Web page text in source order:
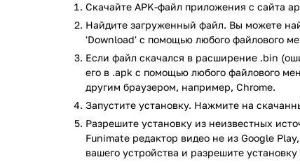
Приложение Funimate редактор видео прошло
результате проверки по всем последним
Скачайте APK-файл приложения с сайта
Найдите загруженный файл. Вы можете
'Download' с помощью любого файлового
Если файл скачался в расширение .bin
его в .apk с помощью любого файлового
другим браузером, например, Chrome.
Запустите установку. Нажмите на
Разрешите установку из неизвестных
Funimate редактор видео не из Google
вашего устройства и разрешите